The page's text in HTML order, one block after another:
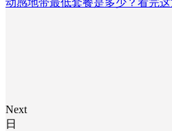
Next
日